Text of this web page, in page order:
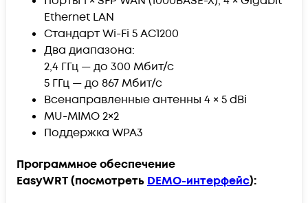
Ethernet LAN
Стандарт Wi-Fi 5 AC1200
Два диапазона:
2,4 ГГц — до 300 Мбит/с
5 ГГц — до 867 Мбит/с
Всенаправленные антенны 4 × 5 dBi
MU-MIMO 2×2
Поддержка WPA3
Программное обеспечение
EasyWRT (посмотреть DEMO-интерфейс):